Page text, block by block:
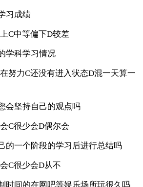
习成绩
C中等偏下D较差
学科学习情况
努力C还没有进入状态D混一天算一
会坚持自己的观点吗
C很少会D偶尔会
的一个阶段的学习后进行总结吗
C很少会D从不
时间的在网吧等娱乐场所玩很久吗